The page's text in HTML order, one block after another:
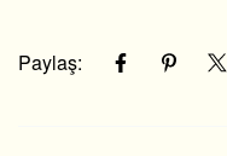
Paylaş: